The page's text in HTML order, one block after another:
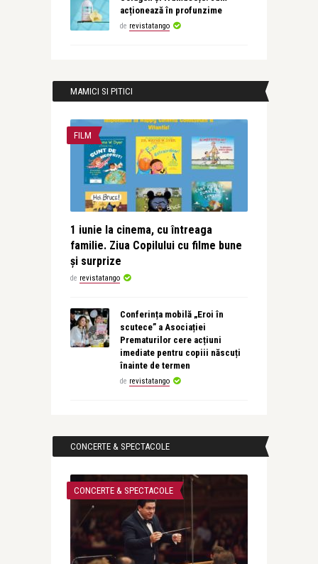
acționează în profunzime
de revistatango
MAMICI SI PITICI
FILM
1 iunie la cinema, cu întreaga
familie. Ziua Copilului cu filme bune
și surprize
de revistatango
Conferința mobilă „Eroi în
scutece” a Asociației
Prematurilor cere acțiuni
imediate pentru copiii născuți
înainte de termen
de revistatango
CONCERTE & SPECTACOLE
CONCERTE & SPECTACOLE